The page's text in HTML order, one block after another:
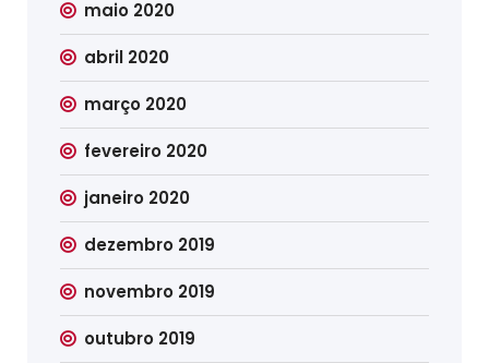
maio 2020
abril 2020
março 2020
fevereiro 2020
janeiro 2020
dezembro 2019
novembro 2019
outubro 2019